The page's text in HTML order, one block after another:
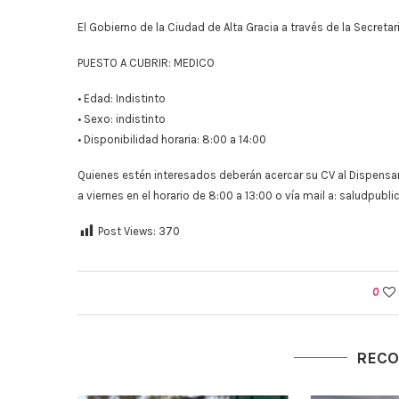
El Gobierno de la Ciudad de Alta Gracia a través de la
PUESTO A CUBRIR: MEDICO
• Edad: Indistinto
• Sexo: indistinto
• Disponibilidad horaria: 8:00 a 14:00
Quienes estén interesados deberán acercar su CV al
a viernes en el horario de 8:00 a 13:00 o vía mail a:
Post Views: 370
0